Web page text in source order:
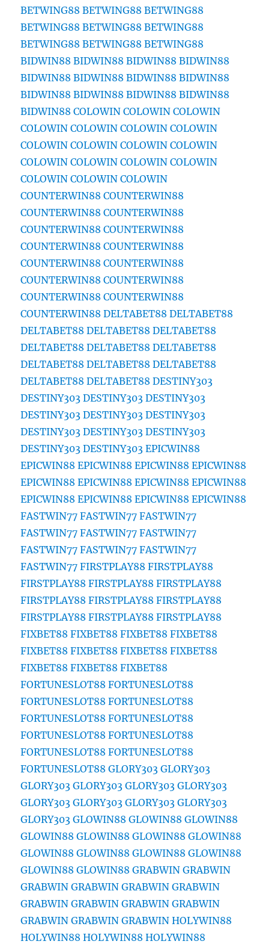
BETWING88 BETWING88 BETWING88
BETWING88 BETWING88 BETWING88
BETWING88 BETWING88 BETWING88
BIDWIN88 BIDWIN88 BIDWIN88 BIDWIN88
BIDWIN88 BIDWIN88 BIDWIN88 BIDWIN88
BIDWIN88 BIDWIN88 BIDWIN88 BIDWIN88
BIDWIN88 COLOWIN COLOWIN COLOWIN
COLOWIN COLOWIN COLOWIN COLOWIN
COLOWIN COLOWIN COLOWIN COLOWIN
COLOWIN COLOWIN COLOWIN COLOWIN
COLOWIN COLOWIN COLOWIN
COUNTERWIN88 COUNTERWIN88
COUNTERWIN88 COUNTERWIN88
COUNTERWIN88 COUNTERWIN88
COUNTERWIN88 COUNTERWIN88
COUNTERWIN88 COUNTERWIN88
COUNTERWIN88 COUNTERWIN88
COUNTERWIN88 COUNTERWIN88
COUNTERWIN88 DELTABET88 DELTABET88
DELTABET88 DELTABET88 DELTABET88
DELTABET88 DELTABET88 DELTABET88
DELTABET88 DELTABET88 DELTABET88
DELTABET88 DELTABET88 DESTINY303
DESTINY303 DESTINY303 DESTINY303
DESTINY303 DESTINY303 DESTINY303
DESTINY303 DESTINY303 DESTINY303
DESTINY303 DESTINY303 EPICWIN88
EPICWIN88 EPICWIN88 EPICWIN88 EPICWIN88
EPICWIN88 EPICWIN88 EPICWIN88 EPICWIN88
EPICWIN88 EPICWIN88 EPICWIN88 EPICWIN88
FASTWIN77 FASTWIN77 FASTWIN77
FASTWIN77 FASTWIN77 FASTWIN77
FASTWIN77 FASTWIN77 FASTWIN77
FASTWIN77 FIRSTPLAY88 FIRSTPLAY88
FIRSTPLAY88 FIRSTPLAY88 FIRSTPLAY88
FIRSTPLAY88 FIRSTPLAY88 FIRSTPLAY88
FIRSTPLAY88 FIRSTPLAY88 FIRSTPLAY88
FIXBET88 FIXBET88 FIXBET88 FIXBET88
FIXBET88 FIXBET88 FIXBET88 FIXBET88
FIXBET88 FIXBET88 FIXBET88
FORTUNESLOT88 FORTUNESLOT88
FORTUNESLOT88 FORTUNESLOT88
FORTUNESLOT88 FORTUNESLOT88
FORTUNESLOT88 FORTUNESLOT88
FORTUNESLOT88 FORTUNESLOT88
FORTUNESLOT88 GLORY303 GLORY303
GLORY303 GLORY303 GLORY303 GLORY303
GLORY303 GLORY303 GLORY303 GLORY303
GLORY303 GLOWIN88 GLOWIN88 GLOWIN88
GLOWIN88 GLOWIN88 GLOWIN88 GLOWIN88
GLOWIN88 GLOWIN88 GLOWIN88 GLOWIN88
GLOWIN88 GLOWIN88 GRABWIN GRABWIN
GRABWIN GRABWIN GRABWIN GRABWIN
GRABWIN GRABWIN GRABWIN GRABWIN
GRABWIN GRABWIN GRABWIN HOLYWIN88
HOLYWIN88 HOLYWIN88 HOLYWIN88